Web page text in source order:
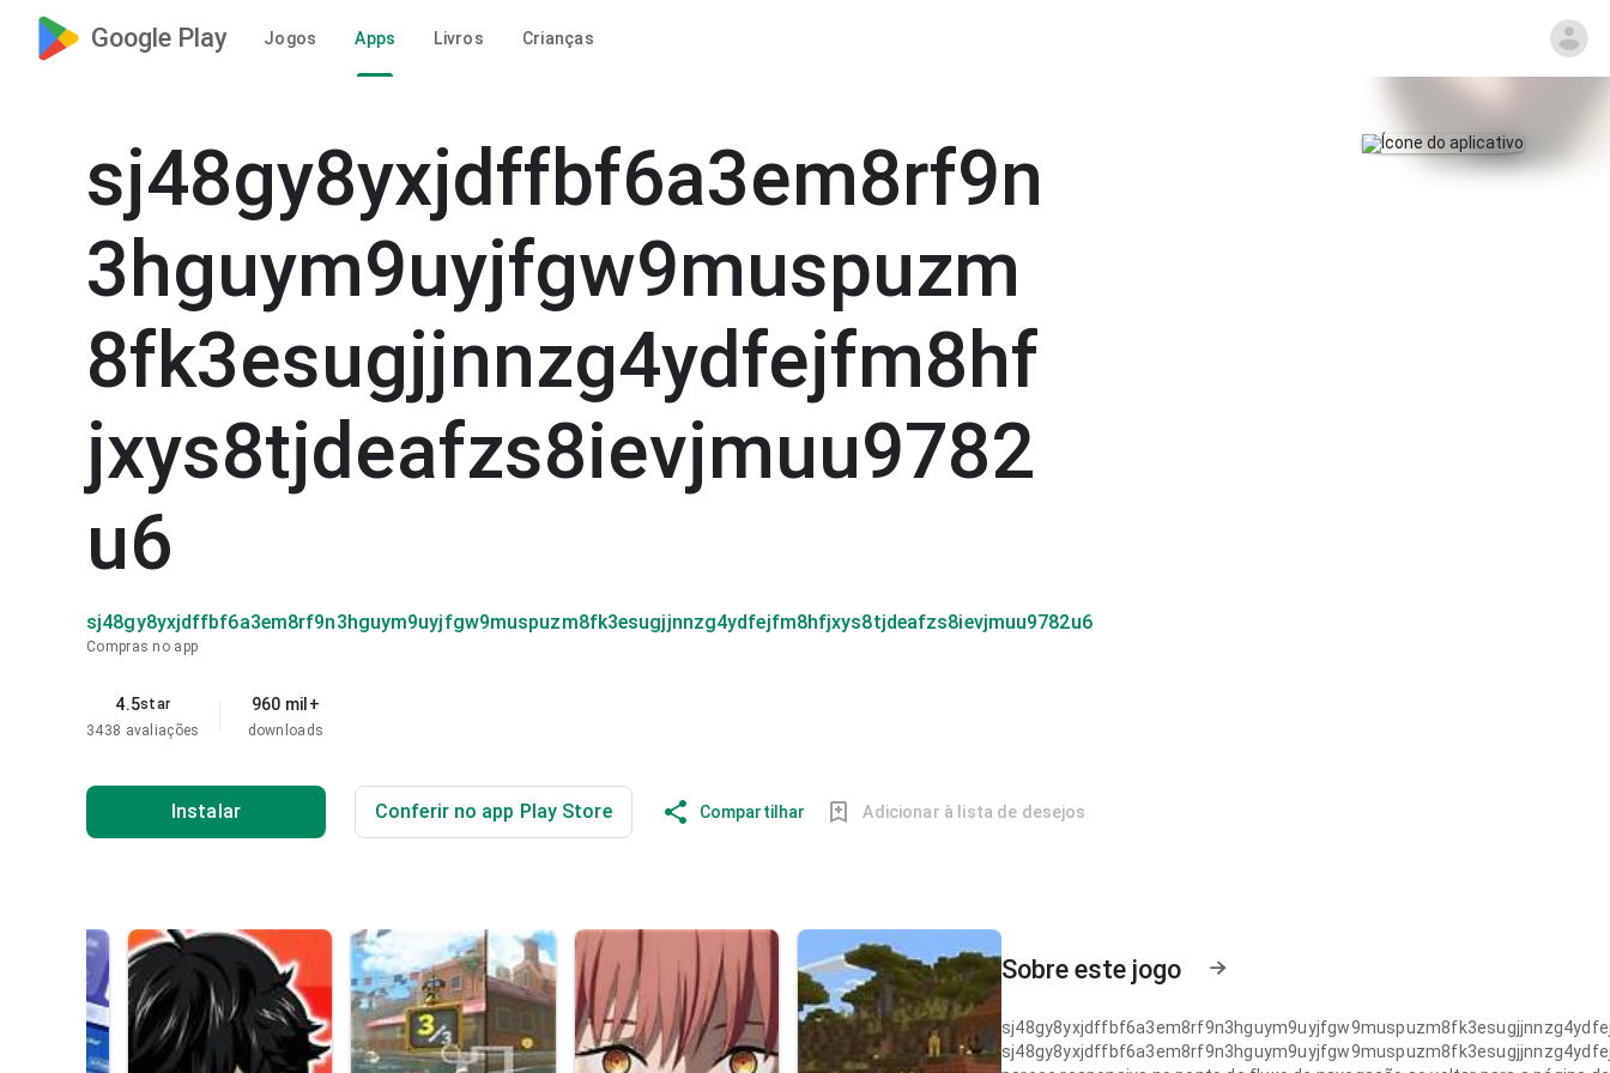
Google Play Jogos Apps Livros Crianças
sj48gy8yxjdffbf6a3em8rf9n
3hguym9uyjfgw9muspuzm
8fk3esugjjnnzg4ydfejfm8hf
jxys8tjdeafzs8ievjmuu9782
u6
sj48gy8yxjdffbf6a3em8rf9n3hguym9uyjfgw9muspuzm8fk3esugjjnnzg4ydfejfm8hfjxys8tjdeafzs8ievjmuu9782u6
Compras no app
4.5star
3438 avaliações
960 mil+
downloads
Instalar Conferir no app Play Store Compartilhar Adicionar à lista de desejos
Sobre este jogo